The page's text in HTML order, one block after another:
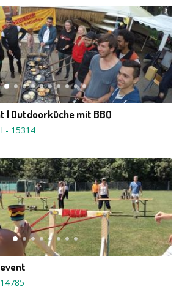
| Outdoorküche mit BBQ
- 15314
14785